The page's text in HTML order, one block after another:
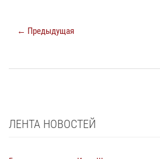
← Предыдущая
ЛЕНТА НОВОСТЕЙ